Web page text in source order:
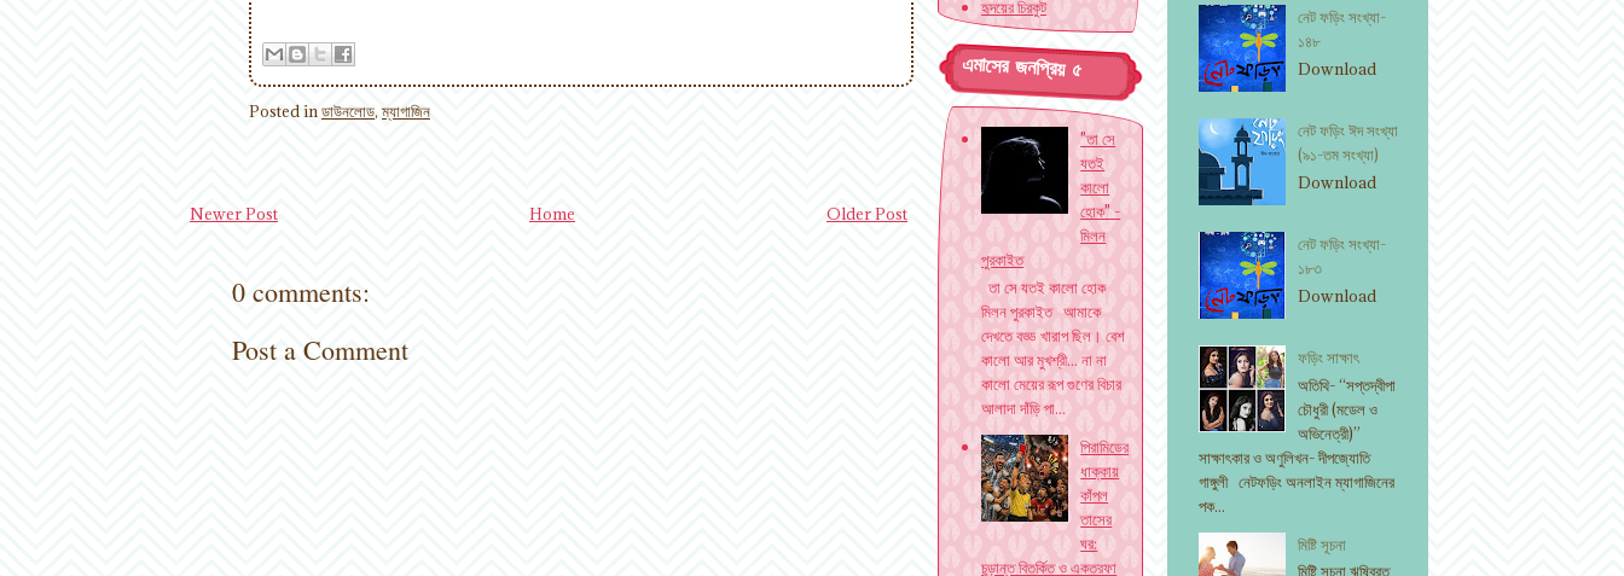
Posted inডাউনলোড,ম্যাগাজিন
Newer Post Older Post
Home
0 comments:
Post a Comment
নেট ফড়িং সংখ্যা-
১৪৮
Download
নেট ফড়িং ঈদ সংখ্যা
(৯১-তম সংখ্যা)
Download
নেট ফড়িং সংখ্যা-
১৮৩
Download
ফড়িং সাক্ষাৎ
অতিথি- “সপ্তদ্বীপা
চৌধুরী (মডেল ও
অভিনেত্রী)”
সাক্ষাৎকার ও অণুলিখন- দীপজ্যোতি
গাঙ্গুলী নেটফড়িং অনলাইন ম্যাগাজিনের
পক...
মিষ্টি সূচনা
মিষ্টি সূচনা ঋষিব্রত
হৃদয়ের চিরকুট
এমাসের জনপ্রিয় ৫
"তা সে
যতই
কালো
হোক" -
মিলন
পুরকাইত
তা সে যতই কালো হোক
মিলন পুরকাইত আমাকে
দেখতে বড্ড খারাপ ছিল। বেশ
কালো আর মুখশ্রী... না না
কালো মেয়ের রূপ গুণের বিচার
আলাদা দাঁড়ি পা...
পিরামিডের
ধাক্কায়
কাঁপল
তাসের
ঘর:
চূড়ান্ত বিতর্কিত ও একতরফা